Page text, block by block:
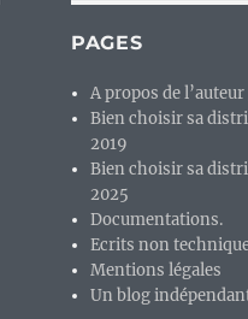
PAGES
A propos de
Bien choisir sa
2019
Bien choisir sa
2025
Documentations.
Ecrits non
Mentions légales
Un blog